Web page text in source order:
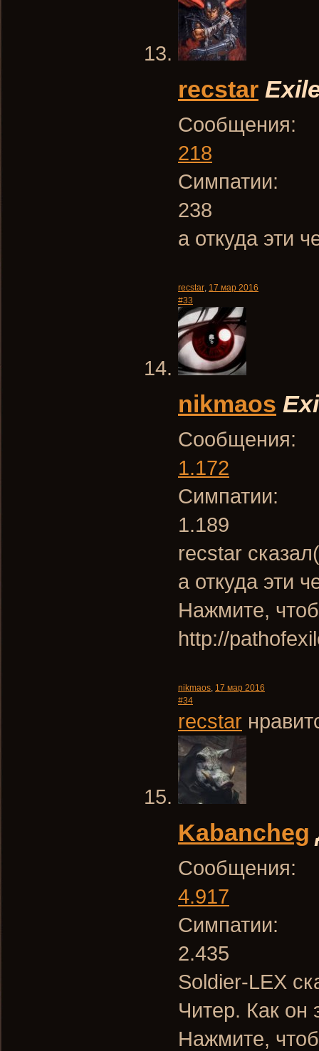
recstar
Сообщения:
218
Симпатии:
238
а откуда эти
recstar, 17 мар 2016
#33
nikmaos
Сообщения:
1.172
Симпатии:
1.189
recstar
а откуда эти
Нажмите,
http://
nikmaos, 17 мар 2016
#34
recstar
Kabancheg
Сообщения:
4.917
Симпатии:
2.435
Soldier-LEX
Читер. Как он
Нажмите,